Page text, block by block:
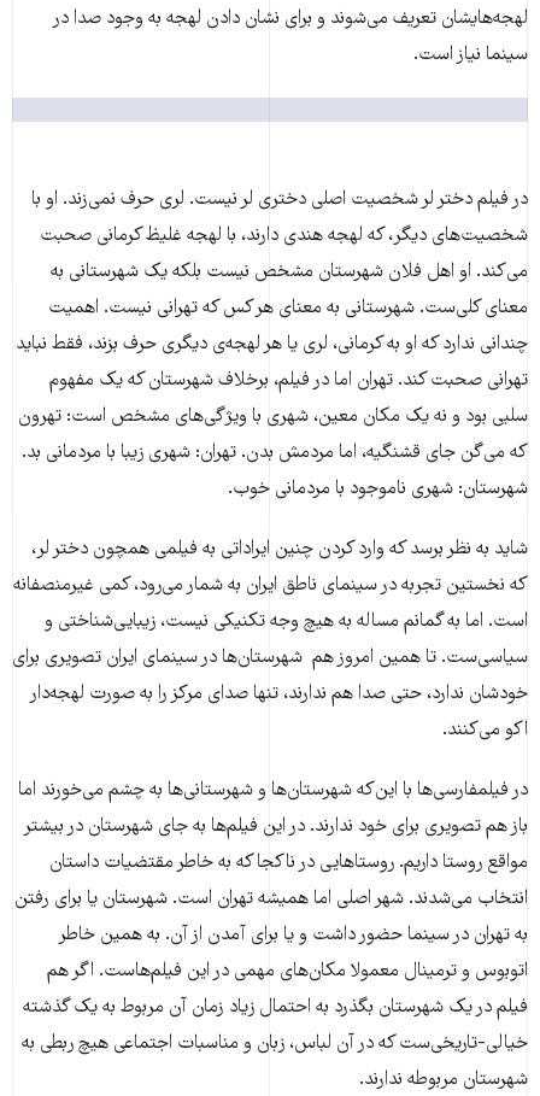
لهجه‌هایشان تعریف می‌شوند و برای نشان دادن لهجه به وجود صدا در
سینما نیاز است.
در فیلم دختر لر شخصیت اصلی دختری لر نیست. لری حرف نمی‌زند. او با
شخصیت‌های دیگر، که لهجه هندی دارند، با لهجه غلیظ کرمانی صحبت
می‌کند. او اهل فلان شهرستان مشخص نیست بلکه یک شهرستانی به
معنای کلی‌ست. شهرستانی به معنای هر کس که تهرانی نیست. اهمیت
چندانی ندارد که او به کرمانی، لری یا هر لهجه‌ی دیگری حرف بزند، فقط نباید
تهرانی صحبت کند. تهران اما در فیلم، برخلاف شهرستان که یک مفهوم
سلبی بود و نه یک مکان معین، شهری با ویژگی‌های مشخص است: تهرون
که می‌گن جای قشنگیه، اما مردمش بدن. تهران: شهری زیبا با مردمانی بد.
شهرستان: شهری ناموجود با مردمانی خوب.
شاید به نظر برسد که وارد کردن چنین ایراداتی به فیلمی همچون دختر لر،
که نخستین تجربه در سینمای ناطق ایران به شمار می‌رود، کمی غیرمنصفانه
است. اما به گمانم مساله به هیچ وجه تکنیکی نیست، زیبایی‌شناختی و
سیاسی‌ست. تا همین امروز هم شهرستان‌ها در سینمای ایران تصویری برای
خودشان ندارد، حتی صدا هم ندارند، تنها صدای مرکز را به صورت لهجه‌دار
اکو می‌کنند.
در فیلمفارسی‌ها با این‌که شهرستان‌ها و شهرستانی‌ها به چشم می‌خورند اما
باز هم تصویری برای خود ندارند. در این فیلم‌ها به جای شهرستان در بیشتر
مواقع روستا داریم. روستاهایی در ناکجا که به خاطر مقتضیات داستان‌
انتخاب می‌شدند. شهر اصلی اما همیشه تهران است. شهرستان یا برای رفتن
به تهران در سینما حضور داشت و یا برای آمدن از آن. به همین خاطر
اتوبوس و ترمینال معمولا مکان‌های مهمی در این فیلم‌هاست. اگر هم
فیلم در یک شهرستان بگذرد به احتمال زیاد زمان آن مربوط به یک گذشته
خیالی-تاریخی‌‌ست که در آن لباس، زبان و مناسبات اجتماعی هیچ ربطی به
شهرستان مربوطه ندارند.